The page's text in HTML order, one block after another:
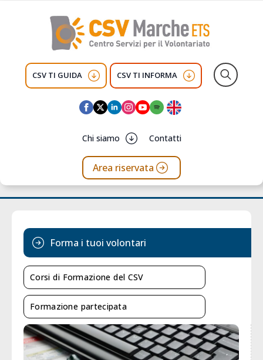
CSV TI GUIDA CSV TI INFORMA
Chi siamo Contatti
Area riservata
Forma i tuoi volontari
Corsi di Formazione del CSV
Formazione partecipata